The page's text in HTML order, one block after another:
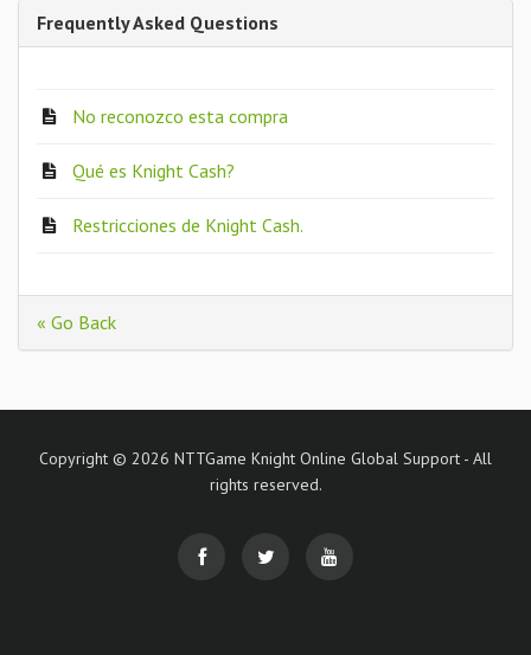
Frequently Asked Questions
No reconozco esta compra
Qué es Knight Cash?
Restricciones de Knight Cash.
« Go Back
Copyright © 2026 NTTGame Knight Online Global Support - All
rights reserved.